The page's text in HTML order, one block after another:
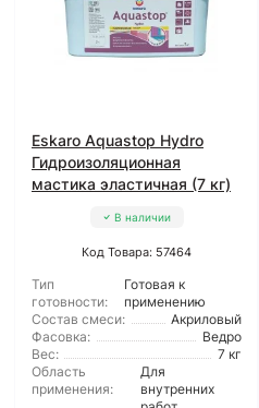
Eskaro Aquastop Hydro
Гидроизоляционная
мастика эластичная (7 кг)
В наличии
Код Товара: 57464
Тип
готовности:
Готовая к
применению
Состав смеси:
Акриловый
Фасовка:
Ведро
Вес:
7 кг
Область
применения:
Для
внутренних